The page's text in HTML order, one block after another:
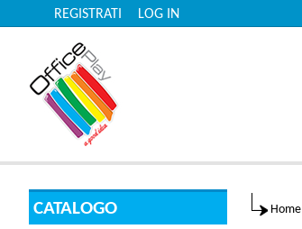
LOG IN
REGISTRATI
CATALOGO Home